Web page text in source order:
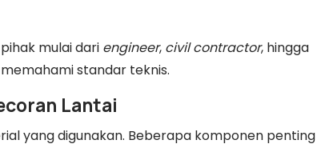
mulai dari engineer, civil contractor, hingga
standar teknis.
Lantai
yang digunakan. Beberapa komponen penting